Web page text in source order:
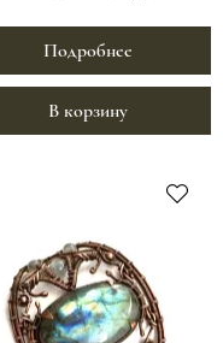
Подробнее
В корзину